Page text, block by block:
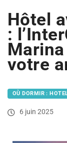
Hôtel
:
votre
OÙ DORMIR :
6 juin 2025